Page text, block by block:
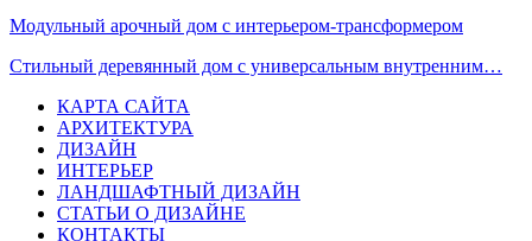
Модульный арочный дом с интерьером-трансформером
Стильный деревянный дом с универсальным внутренним…
КАРТА САЙТА
АРХИТЕКТУРА
ДИЗАЙН
ИНТЕРЬЕР
ЛАНДШАФТНЫЙ ДИЗАЙН
СТАТЬИ О ДИЗАЙНЕ
КОНТАКТЫ